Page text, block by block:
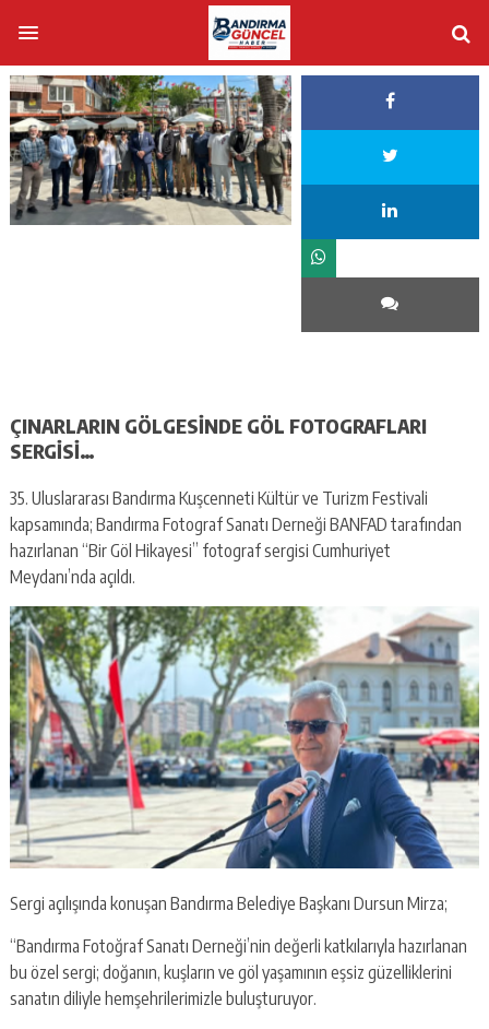
ÇINARLARIN GÖLGESİNDE GÖL FOTOGRAFLARI
SERGİSİ…
35. Uluslararası Bandırma Kuşcenneti Kültür ve Turizm Festivali
kapsamında; Bandırma Fotograf Sanatı Derneği BANFAD tarafından
hazırlanan “Bir Göl Hikayesi” fotograf sergisi Cumhuriyet
Meydanı’nda açıldı.
Sergi açılışında konuşan Bandırma Belediye Başkanı Dursun Mirza;
“Bandırma Fotoğraf Sanatı Derneği’nin değerli katkılarıyla hazırlanan
bu özel sergi; doğanın, kuşların ve göl yaşamının eşsiz güzelliklerini
sanatın diliyle hemşehrilerimizle buluşturuyor.